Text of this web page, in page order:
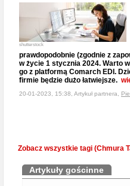
shutterstock
prawdopodobnie (zgodnie z
w życie 1 stycznia 2024. Warto
go z platformą Comarch EDI.
firmie będzie dużo łatwiejsze.
20-01-2023, 15:38, Artykuł partnera,
Zobacz wszystkie tagi (Chmura
Artykuły gościnne